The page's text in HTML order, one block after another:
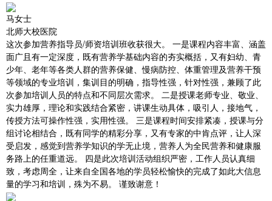
马女士
北师大校医院
这次参加营养指导员/师资培训班收获很大。 一是课程内容丰富、涵盖
面广且有一定深度，既有营养学基础内容的夯实概括，又有妇幼、青
少年、老年等各类人群的营养保健、慢病防控、体重管理及营养干预
等领域的专业培训，集训目的明确，指导性强，针对性强，兼顾了此
次参加培训人员的特点和不同层次需求。 二是授课老师专业、敬业、
实力雄厚，理论和实践结合紧密，讲课生动具体，吸引人，接地气，
传授方法可操作性强，实用性强。 三是课程时间安排紧凑，授课与分
组讨论相结合，既有同学的精彩分享，又有专家的中肯点评，让人深
受启发，感觉到营养学知识的学无止境，营养人为全民营养和健康服
务路上的任重道远。 四是此次培训活动组织严密，工作人员认真细
致，考虑周全，让来自全国各地的学员轻松愉快的完成了如此大信息
量的学习和培训，殊为不易。 谨致谢意！